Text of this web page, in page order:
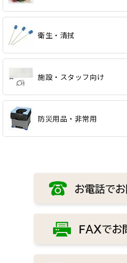
衛生・清拭
施設・スタッフ向け
防災用品・非常用